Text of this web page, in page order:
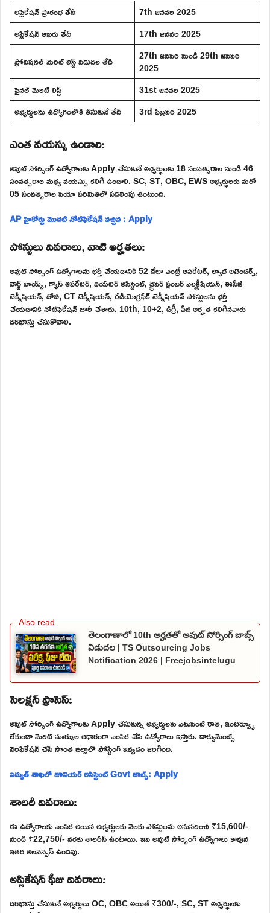
అప్లికేషన్ ప్రారంభ తేదీ
7th జనవరి 2025
అప్లికేషన్ ఆఖరు తేదీ
17th జనవరి 2025
ప్రోవిషనల్ మెరిట్ లిస్ట్ విడుదల తేదీ
27th జనవరి నుండి 29th జనవరి
2025
ఫైనల్ మెరిట్ లిస్ట్
31st జనవరి 2025
అభ్యర్థులను ఉద్యోగంలోకి తీసుకునే తేదీ
3rd ఫిబ్రవరి 2025
ఎంత వయస్సు ఉండాలి:
అవుట్ సోర్సింగ్ ఉద్యోగాలకు Apply చేసుకునే అభ్యర్థులకు 18 సంవత్సరాల నుండి 46
సంవత్సరాల మధ్య వయస్సు కలిగి ఉండాలి. SC, ST, OBC, EWS అభ్యర్థులకు మరో
05 సంవత్సరాల వయో పరిమితిలో సడలింపు ఉంటుంది.
AP హైకోర్టు మొదటి నోటిఫికేషన్ వచ్చిన : Apply
పోస్టులు వివరాలు, వాటి అర్హతలు:
అవుట్ సోర్సింగ్ ఉద్యోగాలను భర్తీ చేయడానికి 52 డేటా ఎంట్రీ ఆపరేటర్, ల్యాబ్ అటెండర్స్,
వార్డ్ బాయ్స్, గ్యాస్ ఆపరేటర్, థియేటర్ అసిస్టెంట్, డ్రైవర్ ప్లంబర్ ఎలక్ట్రీషియన్, ఈసీజీ
టెక్నీషియన్, దోబీ, CT టెక్నీషియన్, రేడియోగ్రఫీక్ టెక్నీషియన్ పోస్టులను భర్తీ
చేయడానికి నోటిఫికేషన్ జారీ చేశారు. 10th, 10+2, డిగ్రీ, పీజీ అర్హత కలిగినవారు
దరఖాస్తు చేసుకోవాలి.
తెలంగాణాలో 10th అర్హతతో అవుట్ సోర్సింగ్ జాబ్స్
విడుదల | TS Outsourcing Jobs
Notification 2026 | Freejobsintelugu
సెలక్షన్ ప్రాసెస్:
అవుట్ సోర్సింగ్ ఉద్యోగాలకు Apply చేసుకున్న అభ్యర్థులకు ఎటువంటి రాత, ఇంటర్వ్యూ
లేకుండా మెరిట్ మార్కుల ఆధారంగా ఎంపిక చేసి ఉద్యోగాలు ఇస్తారు. డాక్యుమెంట్స్
వెరిఫికేషన్ చేసి సొంత జిల్లాలో పోస్టింగ్ ఇవ్వడం జరిగింది.
విద్యుత్ శాఖలో జూనియర్ అసిస్టెంట్ Govt జాబ్స్: Apply
శాలరీ వివరాలు:
ఈ ఉద్యోగాలకు ఎంపిక అయిన అభ్యర్థులకు నెలకు పోస్టులను అనుసరించి ₹15,600/-
నుండి ₹22,750/- వరకు శాలరీస్ ఉంటాయి. ఇవి అవుట్ సోర్సింగ్ ఉద్యోగాలు కావున
ఇతర అలవెన్సెస్ ఉండవు.
అప్లికేషన్ ఫీజు వివరాలు:
దరఖాస్తు చేసుకునే అభ్యర్థులు OC, OBC అయితే ₹300/-, SC, ST అభ్యర్థులకు